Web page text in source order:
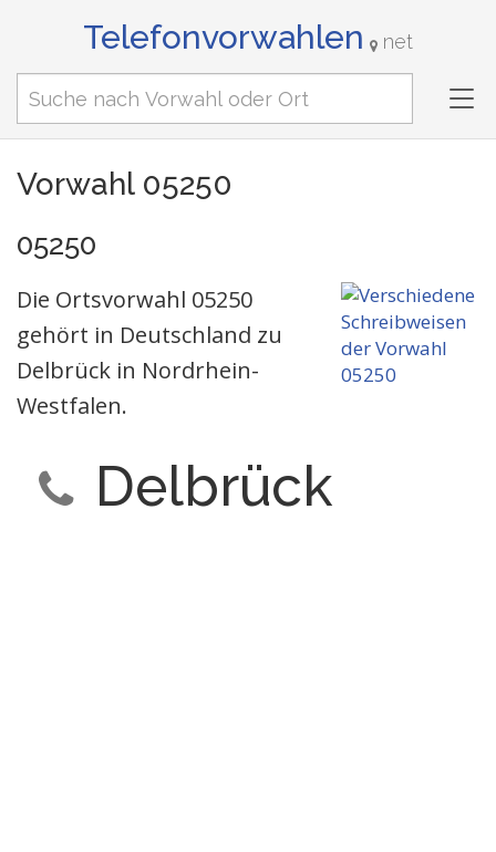
Telefonvorwahlen net
Vorwahl 05250
05250
Die Ortsvorwahl 05250
gehört in Deutschland zu
Delbrück in Nordrhein-
Westfalen.
Delbrück